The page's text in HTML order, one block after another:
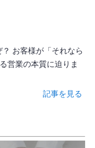
お客様が「それなら
営業の本質に迫りま
記事を見る